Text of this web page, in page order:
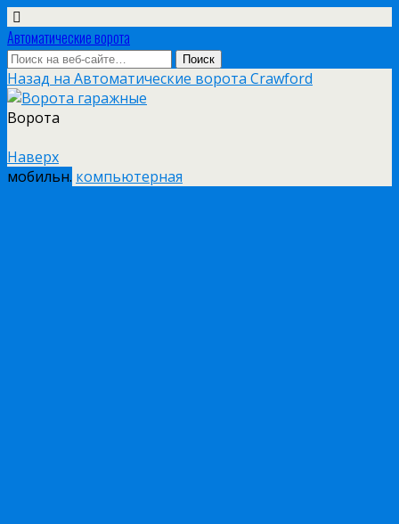
Автоматические ворота
Назад на Автоматические ворота Crawford
Ворота
Наверх
мобильн. компьютерная